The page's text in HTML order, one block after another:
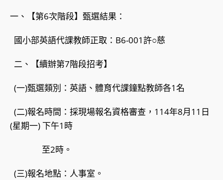
一、【第6次階段】甄選結果：
國小部英語代課教師正取：B6-001許○慈
二、【續辦第7階段招考】
(一)甄選類別：英語、體育代課鐘點教師各1名
(二)報名時間：採現場報名資格審查，114年8月11日
(星期一) 下午1時
至2時。
(三)報名地點：人事室。